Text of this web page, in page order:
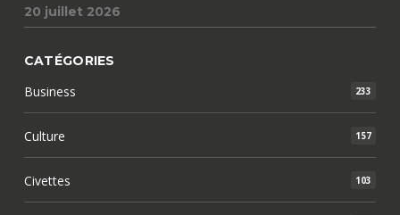
20 juillet 2026
CATÉGORIES
Business 233
Culture 157
Civettes 103